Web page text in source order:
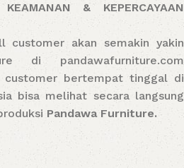
& KEPERCAYAAN
customer akan semakin yakin
di pandawafurniture.com
customer bertempat tinggal di
bisa melihat secara langsung
Pandawa Furniture.